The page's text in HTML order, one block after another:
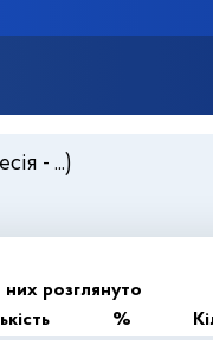
- ...)
них розглянуто
%